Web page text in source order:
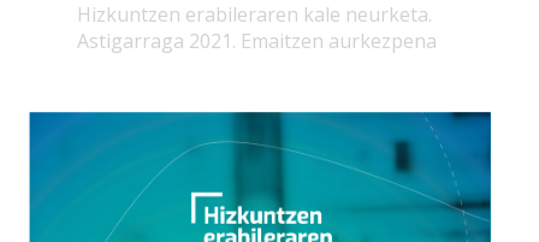
Hizkuntzen erabileraren kale neurketa.
Astigarraga 2021. Emaitzen aurkezpena